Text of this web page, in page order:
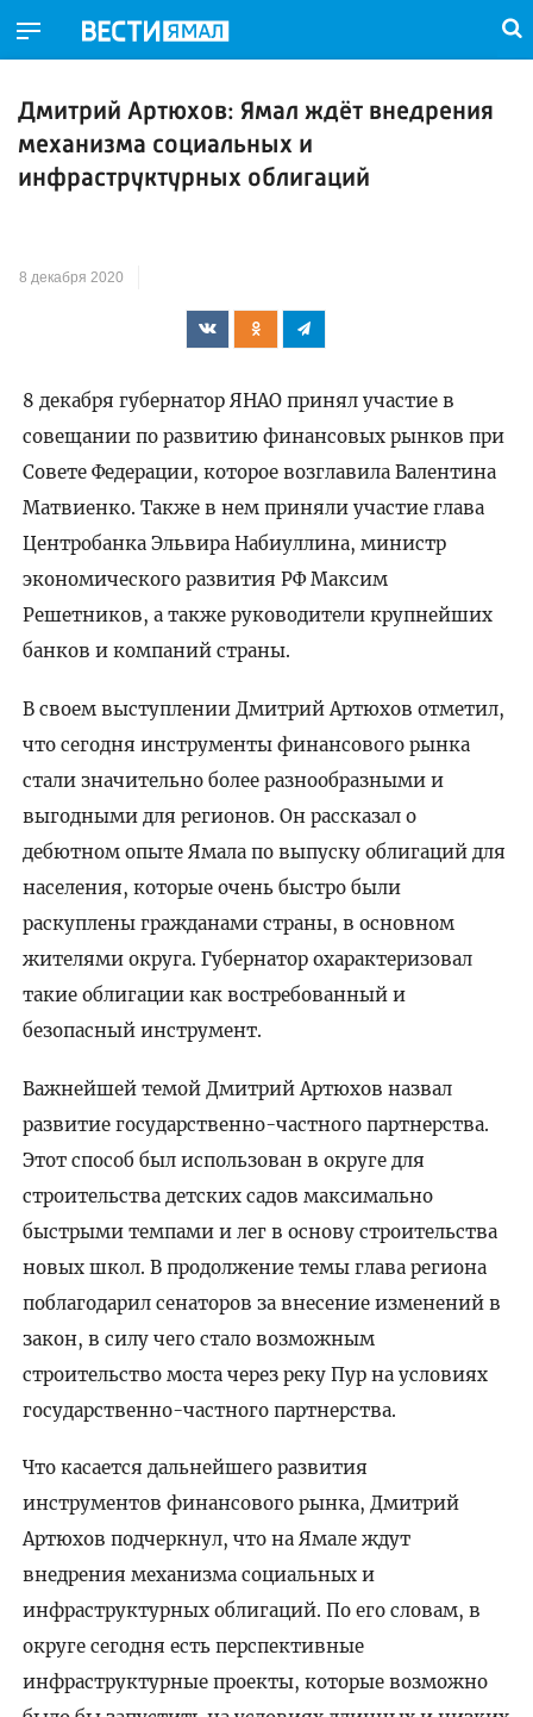
Дмитрий Артюхов: Ямал ждёт внедрения
механизма социальных и
инфраструктурных облигаций
8 декабря 2020
8 декабря губернатор ЯНАО принял участие в
совещании по развитию финансовых рынков при
Совете Федерации, которое возглавила Валентина
Матвиенко. Также в нем приняли участие глава
Центробанка Эльвира Набиуллина, министр
экономического развития РФ Максим
Решетников, а также руководители крупнейших
банков и компаний страны.
В своем выступлении Дмитрий Артюхов отметил,
что сегодня инструменты финансового рынка
стали значительно более разнообразными и
выгодными для регионов. Он рассказал о
дебютном опыте Ямала по выпуску облигаций для
населения, которые очень быстро были
раскуплены гражданами страны, в основном
жителями округа. Губернатор охарактеризовал
такие облигации как востребованный и
безопасный инструмент.
Важнейшей темой Дмитрий Артюхов назвал
развитие государственно-частного партнерства.
Этот способ был использован в округе для
строительства детских садов максимально
быстрыми темпами и лег в основу строительства
новых школ. В продолжение темы глава региона
поблагодарил сенаторов за внесение изменений в
закон, в силу чего стало возможным
строительство моста через реку Пур на условиях
государственно-частного партнерства.
Что касается дальнейшего развития
инструментов финансового рынка, Дмитрий
Артюхов подчеркнул, что на Ямале ждут
внедрения механизма социальных и
инфраструктурных облигаций. По его словам, в
округе сегодня есть перспективные
инфраструктурные проекты, которые возможно